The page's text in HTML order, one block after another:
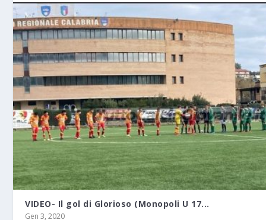
VIDEO- Il gol di Glorioso (Monopoli U 17...
Gen 3, 2020